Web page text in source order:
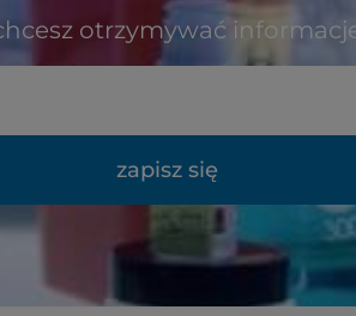
otrzymywać
zapisz się